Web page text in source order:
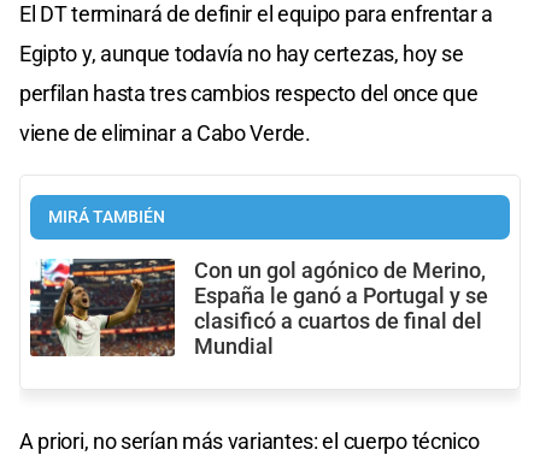
El DT terminará de definir el equipo para enfrentar a
Egipto y, aunque todavía no hay certezas, hoy se
perfilan hasta tres cambios respecto del once que
viene de eliminar a Cabo Verde.
MIRÁ TAMBIÉN
Con un gol agónico de Merino,
España le ganó a Portugal y se
clasificó a cuartos de final del
Mundial
A priori, no serían más variantes: el cuerpo técnico